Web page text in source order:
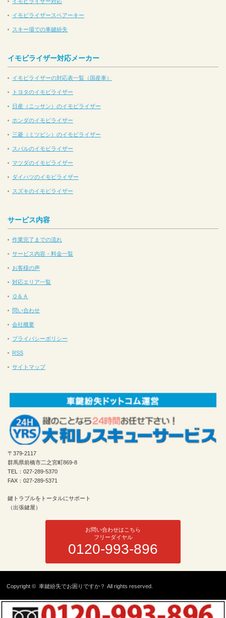
イモビライザースペアーキー
スキー場での車鍵紛失
イモビライザー対応メーカー
イモビライザーの対応表一覧（国産車）
トヨタのイモビライザー
日産（ニッサン）のイモビライザー
ホンダのイモビライザー
三菱（ミツビシ）のイモビライザー
スバルのイモビライザー
マツダのイモビライザー
ダイハツのイモビライザー
スズキのイモビライザー
サービス内容
作業完了までの流れ
サービス内容・料金一覧
お客様の声
対応エリア一覧
Ｑ＆Ａ
問い合わせ
会社概要
プライバシーポリシー
RSS
サイトマップ
〒379-2117
群馬県前橋市二之宮町869-8
TEL：027-289-5370
FAX：027-289-5371
鍵トラブルをトータルにサポート
（出張鍵屋）
お問い合わせはこちら
フリーダイヤル
0120-993-896
Copyright ©車鍵紛失でお困りですか？ All rights reserved.